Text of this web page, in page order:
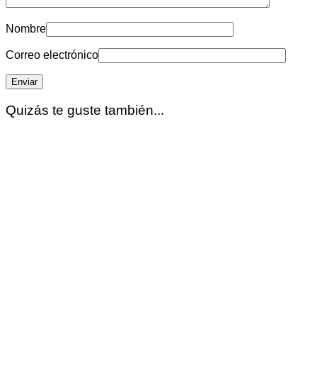
Nombre
Correo electrónico
Quizás te guste también...